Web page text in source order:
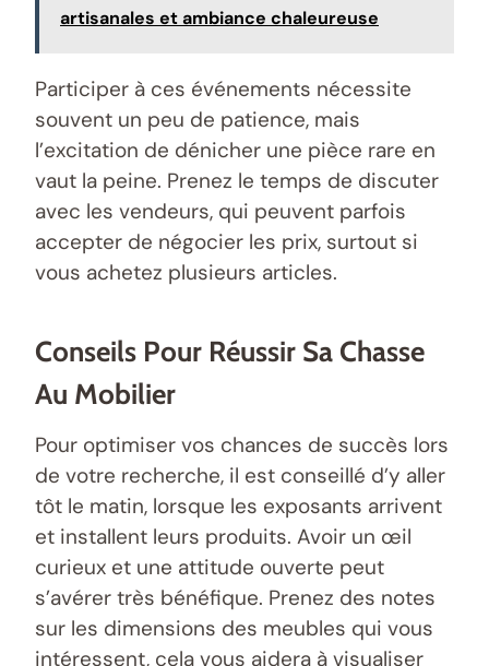
artisanales et ambiance chaleureuse
Participer à ces événements nécessite
souvent un peu de patience, mais
l’excitation de dénicher une pièce rare en
vaut la peine. Prenez le temps de discuter
avec les vendeurs, qui peuvent parfois
accepter de négocier les prix, surtout si
vous achetez plusieurs articles.
Conseils Pour Réussir Sa Chasse
Au Mobilier
Pour optimiser vos chances de succès lors
de votre recherche, il est conseillé d’y aller
tôt le matin, lorsque les exposants arrivent
et installent leurs produits. Avoir un œil
curieux et une attitude ouverte peut
s’avérer très bénéfique. Prenez des notes
sur les dimensions des meubles qui vous
intéressent, cela vous aidera à visualiser